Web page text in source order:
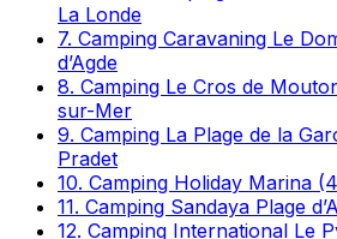
La Londe
7. Camping Caravaning Le
d’Agde
8. Camping Le Cros de
sur-Mer
9. Camping La Plage de la
Pradet
10. Camping Holiday Marina
11. Camping Sandaya Plage
12. Camping International Le